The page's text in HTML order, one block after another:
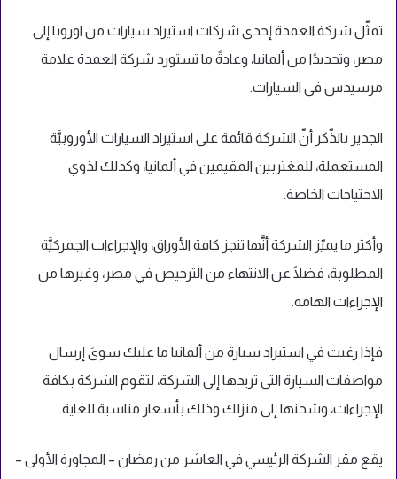
تمثّل شركة العمدة إحدى شركات استيراد سيارات من اوروبا إلى
مصر، وتحديدًا من ألمانيا، وعادةً ما تستورد شركة العمدة علامة
مرسيدس في السيارات.
الجدير بالذّكر أنّ الشركة قائمة على استيراد السيارات الأوروبيَّة
المستعملة، للمغتربين المقيمين في ألمانيا، وكذلك لذوي
الاحتياجات الخاصة.
وأكثر ما يميّز الشركة أنَّها تنجز كافة الأوراق، والإجراءات الجمركيَّة
المطلوبة، فضلًا عن الانتهاء من الترخيص في مصر، وغيرها من
الإجراءات الهامة.
فإذا رغبت في استيراد سيارة من ألمانيا ما عليك سوىَ إرسال
مواصفات السيارة التي تريدها إلى الشركة، لتقوم الشركة بكافة
الإجراءات، وشحنها إلى منزلك وذلك بأسعار مناسبة للغاية.
يقع مقر الشركة الرئيسي في العاشر من رمضان – المجاورة الأولى –